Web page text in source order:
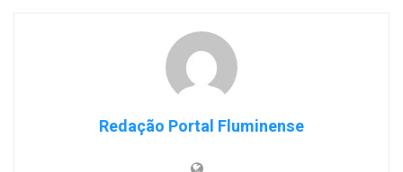
Redação Portal Fluminense